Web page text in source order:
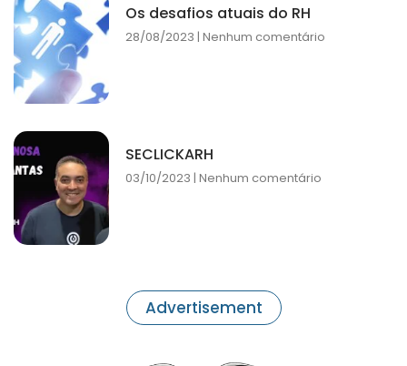
Os desafios atuais do RH
28/08/2023 Nenhum comentário
SECLICKARH
03/10/2023 Nenhum comentário
Advertisement